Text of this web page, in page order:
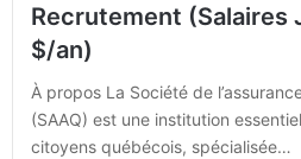
Recrutement (Salaires
$/an)
À propos La Société de
(SAAQ) est une institution
citoyens québécois, spécialisée…